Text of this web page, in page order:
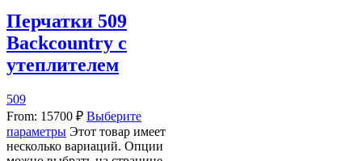
Перчатки 509
Backcountry с
утеплителем
509
From: 15700 ₽ Выберите
параметры Этот товар имеет
несколько вариаций. Опции